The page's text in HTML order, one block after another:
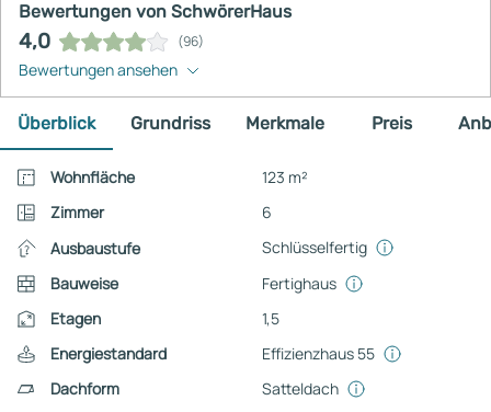
Bewertungen von SchwörerHaus
4,0 (96)
Bewertungen ansehen
Überblick Grundriss Merkmale Preis
Wohnfläche
123 m²
Zimmer
6
Ausbaustufe
Schlüsselfertig
Bauweise
Fertighaus
Etagen
1,5
Energiestandard
Effizienzhaus 55
Dachform
Satteldach